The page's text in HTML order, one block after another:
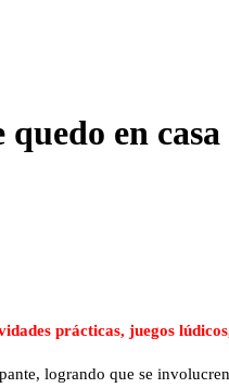
en casa
prácticas, juegos
logrando que se